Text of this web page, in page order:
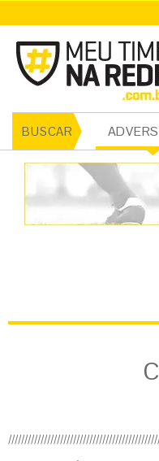
BUSCAR